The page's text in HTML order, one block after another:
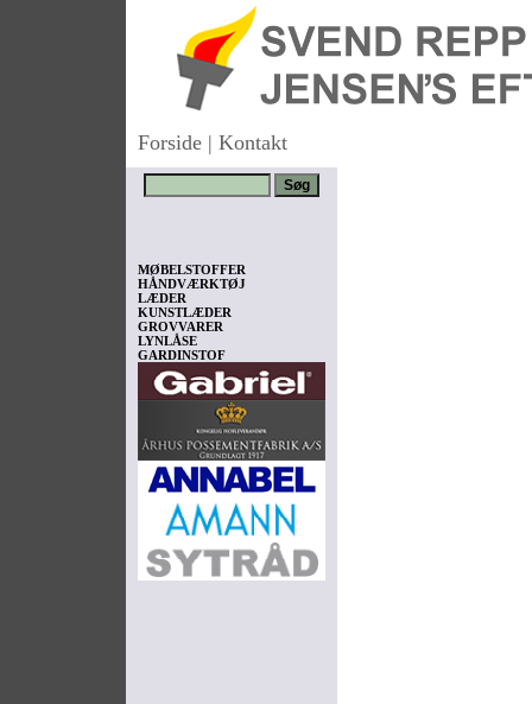
Forside | Kontakt
MØBELSTOFFER
HÅNDVÆRKTØJ
LÆDER
KUNSTLÆDER
GROVVARER
LYNLÅSE
GARDINSTOF